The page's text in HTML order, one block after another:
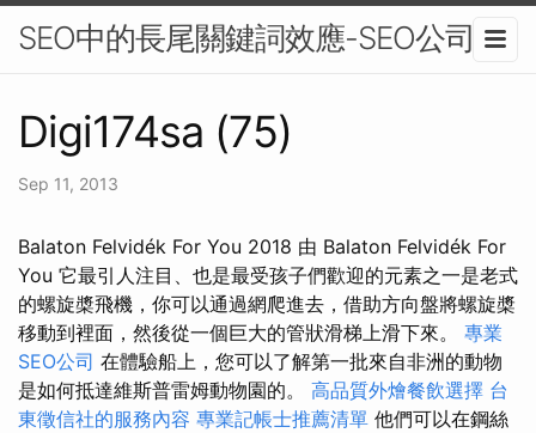
SEO中的長尾關鍵詞效應-SEO公司
Digi174sa (75)
Sep 11, 2013
Balaton Felvidék For You 2018 由 Balaton Felvidék For
You 它最引人注目、也是最受孩子們歡迎的元素之一是老式
的螺旋槳飛機，你可以通過網爬進去，借助方向盤將螺旋槳
移動到裡面，然後從一個巨大的管狀滑梯上滑下來。 專業
SEO公司 在體驗船上，您可以了解第一批來自非洲的動物
是如何抵達維斯普雷姆動物園的。 高品質外燴餐飲選擇 台
東徵信社的服務內容 專業記帳士推薦清單 他們可以在鋼絲